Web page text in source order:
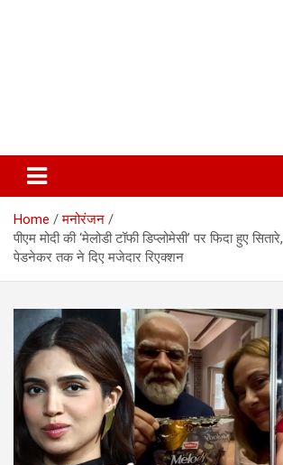
Home
मनोरंजन
पीएम मोदी की ‘मेलोडी टॉफी डिप्लोमेसी’ पर फिदा हुए
पेडनेकर तक ने दिए मजेदार रिएक्शन